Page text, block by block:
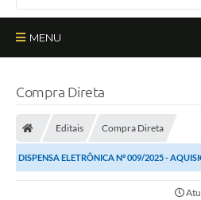
MENU
Investimentos
Compra Direta
Editais Compra Direta
DISPENSA ELETRÔNICA Nº 009/2025 -
TORRADO E MOÍDO conforme especificações...